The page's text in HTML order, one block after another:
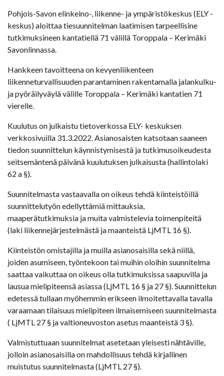
Pohjois-Savon elinkeino-, liikenne- ja ympäristökeskus (ELY -
keskus) aloittaa tiesuunnitelman laatimisen tarpeellisine
tutkimuksineen kantatiellä 71 välillä Toroppala – Kerimäki
Savonlinnassa.
Hankkeen tavoitteena on kevyenliikenteen
liikenneturvallisuuden parantaminen rakentamalla jalankulku-
ja pyöräilyväylä välille Toroppala – Kerimäki kantatien 71
vierelle.
Kuulutus on julkaistu tietoverkossa ELY- keskuksen
verkkosivuilla 31.3.2022. Asianosaisten katsotaan saaneen
tiedon suunnittelun käynnistymisestä ja tutkimusoikeudesta
seitsemäntenä päivänä kuulutuksen julkaisusta (hallintolaki
62 a §).
Suunnitelmasta vastaavalla on oikeus tehdä kiinteistöillä
suunnittelutyön edellyttämiä mittauksia,
maaperätutkimuksia ja muita valmistelevia toimenpiteitä
(laki liikennejärjestelmästä ja maanteistä LjMTL 16 §).
Kiinteistön omistajilla ja muilla asianosaisilla sekä niillä,
joiden asumiseen, työntekoon tai muihin oloihin suunnitelma
saattaa vaikuttaa on oikeus olla tutkimuksissa saapuvilla ja
lausua mielipiteensä asiassa (LjMTL 16 § ja 27 §). Suunnittelun
edetessä tullaan myöhemmin erikseen ilmoitettavalla tavalla
varaamaan tilaisuus mielipiteen ilmaisemiseen suunnitelmasta
( LjMTL 27 § ja valtioneuvoston asetus maanteistä 3 §).
Valmistuttuaan suunnitelmat asetetaan yleisesti nähtäville,
jolloin asianosaisilla on mahdollisuus tehdä kirjallinen
muistutus suunnitelmasta (LjMTL 27 §).